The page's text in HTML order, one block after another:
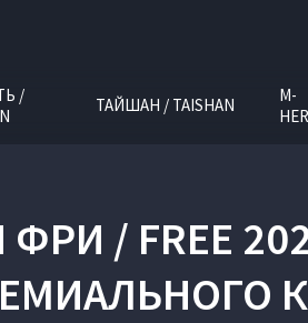
/
ТАЙШАН / TAISHAN
M-
ФРИ / FREE